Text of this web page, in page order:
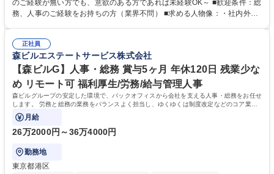
出張もございます。 ※担当業務を持ちつつ、お互いに助け合いながら、総
のご経験が無い方でも、意欲のある方であれば未経験OK～ ■歓迎条件：総
務、人事のご経験をお持ちの方（業界不問） ■求める人物像：・社内外の
正社員
森ビルエステートサービス株式会社
【森ビルG】人事・総務 賞与5ヶ月 年休120日 残業少な
め リモート可 福利厚生/労務/給与管理人事
森ビルグループの安定した環境で、バックオフィスから会社を支える人事・総務をお任せ
します。 労務と総務の業務をバランスよく担当し、ゆくゆくは制度改定などのコア業務
にも挑戦できる、やりがいある環境です。
月給
26万2000円～36万4000円
勤務地
東京都港区